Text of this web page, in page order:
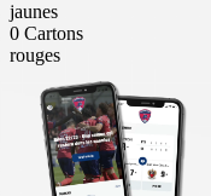
jaunes
0 Cartons
rouges